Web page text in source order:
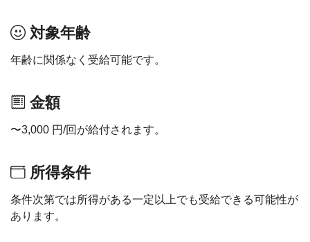
対象年齢
年齢に関係なく受給可能です。
金額
〜3,000 円/回が給付されます。
所得条件
条件次第では所得がある一定以上でも受給できる可能性が
あります。